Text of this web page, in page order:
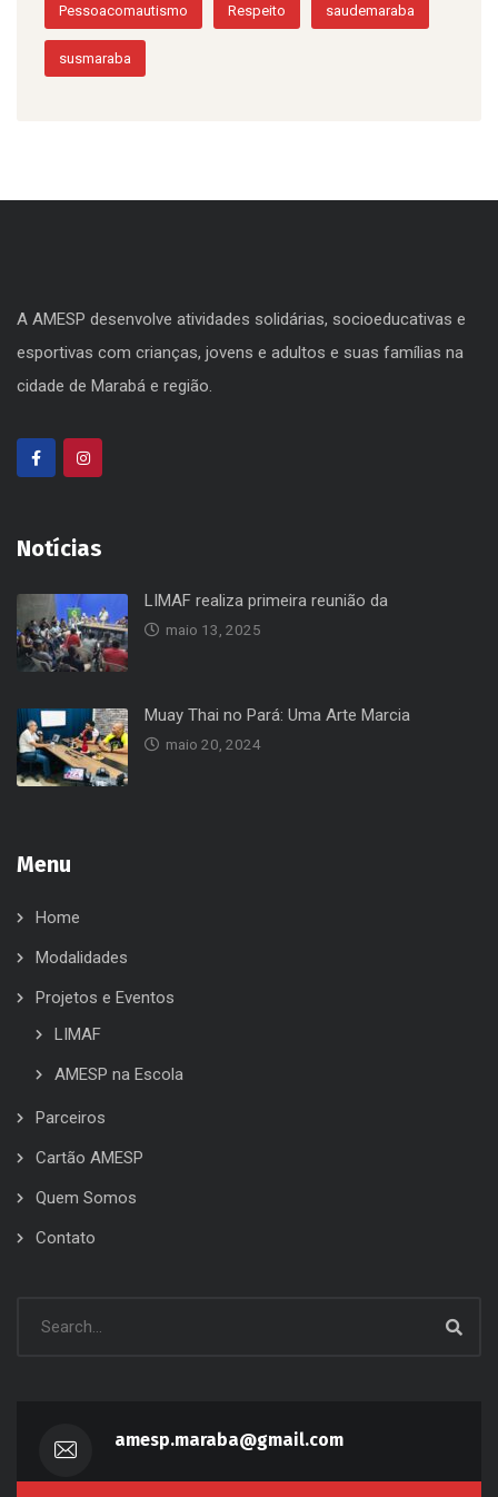
Pessoacomautismo Respeito saudemaraba
susmaraba
A AMESP desenvolve atividades solidárias, socioeducativas e
esportivas com crianças, jovens e adultos e suas famílias na
cidade de Marabá e região.
Notícias
LIMAF realiza primeira reunião da
maio 13, 2025
Muay Thai no Pará: Uma Arte Marcia
maio 20, 2024
Menu
Home
Modalidades
Projetos e Eventos
LIMAF
AMESP na Escola
Parceiros
Cartão AMESP
Quem Somos
Contato
amesp.maraba@gmail.com